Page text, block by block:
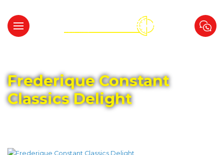
Frederique Constant
Classics Delight